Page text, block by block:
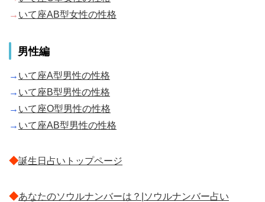
→ いて座AB型女性の性格
男性編
→ いて座A型男性の性格
→ いて座B型男性の性格
→ いて座O型男性の性格
→ いて座AB型男性の性格
◆誕生日占いトップページ
◆あなたのソウルナンバーは？|ソウルナンバー占い